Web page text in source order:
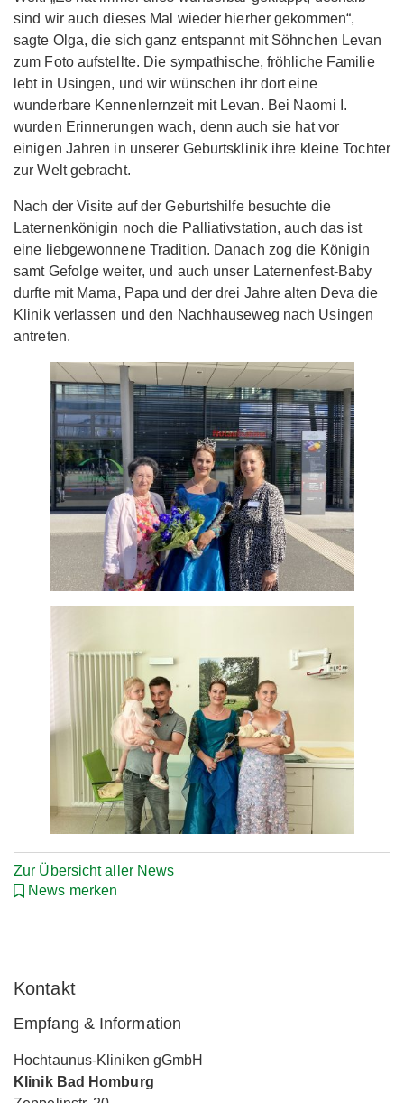
sind wir auch dieses Mal wieder hierher gekommen“,
sagte Olga, die sich ganz entspannt mit Söhnchen Levan
zum Foto aufstellte. Die sympathische, fröhliche Familie
lebt in Usingen, und wir wünschen ihr dort eine
wunderbare Kennenlernzeit mit Levan. Bei Naomi I.
wurden Erinnerungen wach, denn auch sie hat vor
einigen Jahren in unserer Geburtsklinik ihre kleine Tochter
zur Welt gebracht.
Nach der Visite auf der Geburtshilfe besuchte die
Laternenkönigin noch die Palliativstation, auch das ist
eine liebgewonnene Tradition. Danach zog die Königin
samt Gefolge weiter, und auch unser Laternenfest-Baby
durfte mit Mama, Papa und der drei Jahre alten Deva die
Klinik verlassen und den Nachhauseweg nach Usingen
antreten.
Zur Übersicht aller News
News merken
Kontakt
Empfang & Information
Hochtaunus-Kliniken gGmbH
Klinik Bad Homburg